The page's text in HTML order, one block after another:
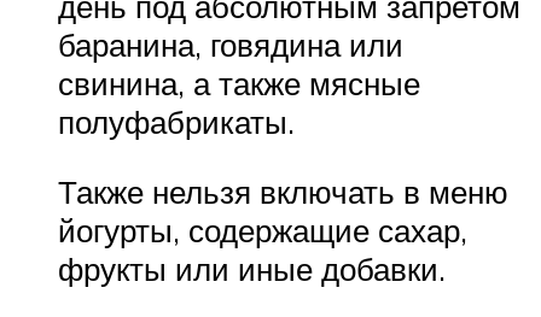
баранина, говядина или
свинина, а также мясные
полуфабрикаты.
Также нельзя включать в меню
йогурты, содержащие сахар,
фрукты или иные добавки.